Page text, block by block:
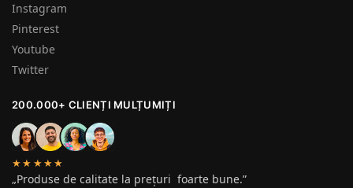
Instagram
Pinterest
Youtube
Twitter
200.000+ CLIENȚI MULȚUMIȚI
★★★★★
„Produse de calitate la prețuri foarte bune.”